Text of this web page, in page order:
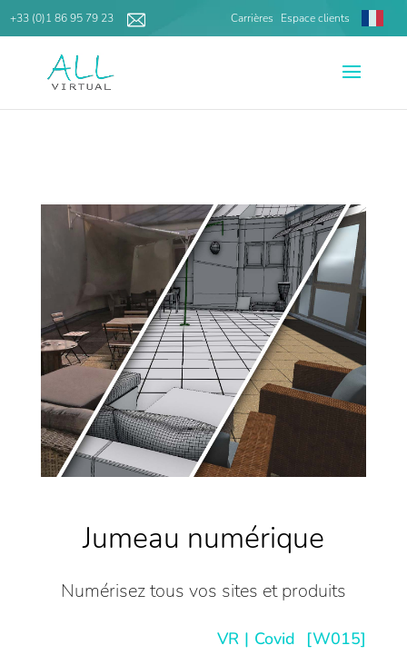
+33 (0)1 86 95 79 23 Carrières Espace clients
Jumeau numérique
Numérisez tous vos sites et produits
VR Covid
[W015]